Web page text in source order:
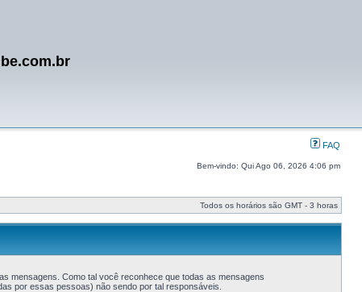
FAQ
Bem-vindo: Qui Ago 06, 2026 4:06 pm
Todos os horários são GMT - 3 horas
mensagens. Como tal você reconhece que todas as mensagens
por essas pessoas) não sendo por tal responsáveis.